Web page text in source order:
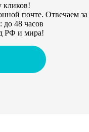
кликов!
почте. Отвечаем за
до 48 часов
РФ и мира!